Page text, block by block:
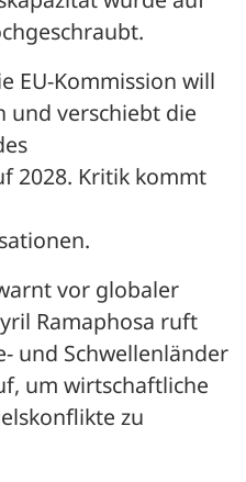
EU-Kommission will
und verschiebt die
2028. Kritik kommt
vor globaler
Ramaphosa ruft
und Schwellenländer
um wirtschaftliche
zu